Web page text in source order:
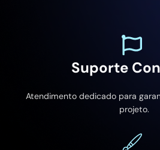
Suporte
Atendimento dedicado para
projeto.